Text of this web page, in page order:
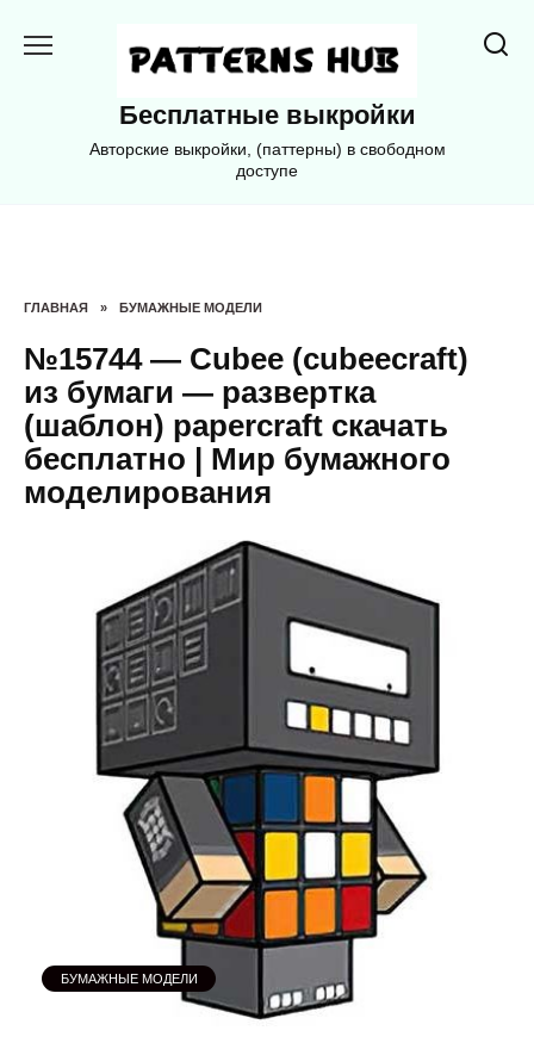
Бесплатные выкройки
Авторские выкройки, (паттерны) в свободном
доступе
ГЛАВНАЯ » БУМАЖНЫЕ МОДЕЛИ
№15744 — Cubee (cubeecraft)
из бумаги — развертка
(шаблон) papercraft скачать
бесплатно | Мир бумажного
моделирования
БУМАЖНЫЕ МОДЕЛИ